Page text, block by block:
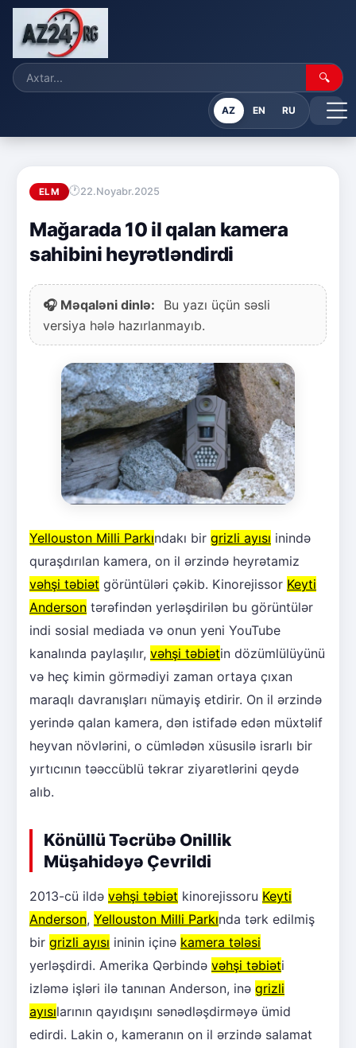
🔍
AZ EN RU
ELM 22.Noyabr.2025
Mağarada 10 il qalan kamera
sahibini heyrətləndirdi
🎧 Məqaləni dinlə:
Bu yazı üçün səsli
versiya hələ hazırlanmayıb.
Yellouston Milli Parkındakı bir grizli ayısı inində
quraşdırılan kamera, on il ərzində heyrətamiz
vəhşi təbiət görüntüləri çəkib. Kinorejissor Keyti
Anderson tərəfindən yerləşdirilən bu görüntülər
indi sosial mediada və onun yeni YouTube
kanalında paylaşılır, vəhşi təbiətin dözümlülüyünü
və heç kimin görmədiyi zaman ortaya çıxan
maraqlı davranışları nümayiş etdirir. On il ərzində
yerində qalan kamera, dən istifadə edən müxtəlif
heyvan növlərini, o cümlədən xüsusilə israrlı bir
yırtıcının təəccüblü təkrar ziyarətlərini qeydə
alıb.
Könüllü Təcrübə Onillik
Müşahidəyə Çevrildi
2013-cü ildə vəhşi təbiət kinorejissoru Keyti
Anderson, Yellouston Milli Parkında tərk edilmiş
bir grizli ayısı ininin içinə kamera tələsi
yerləşdirdi. Amerika Qərbində vəhşi təbiəti
izləmə işləri ilə tanınan Anderson, inə grizli
ayısılarının qayıdışını sənədləşdirməyə ümid
edirdi. Lakin o, kameranın on il ərzində salamat